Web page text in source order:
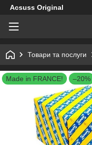
Acsuss Original
Товари та послуги
Made in FRANCE! –20%